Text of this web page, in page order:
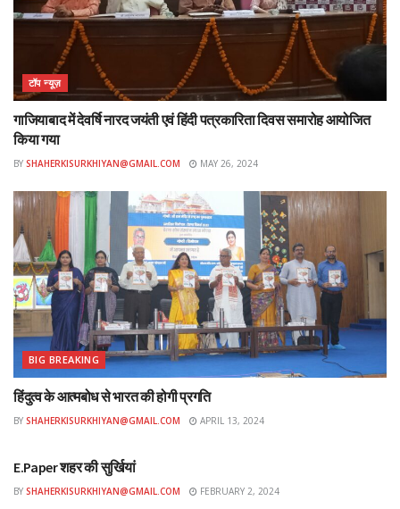
टॉप न्यूज़
गाजियाबाद में देवर्षि नारद जयंती एवं हिंदी पत्रकारिता दिवस समारोह आयोजित
किया गया
BY SHAHERKISURKHIYAN@GMAIL.COM MAY 26, 2024
BIG BREAKING
हिंदुत्व के आत्मबोध से भारत की होगी प्रगति
BY SHAHERKISURKHIYAN@GMAIL.COM APRIL 13, 2024
E.Paper शहर की सुर्खियां
BY SHAHERKISURKHIYAN@GMAIL.COM FEBRUARY 2, 2024